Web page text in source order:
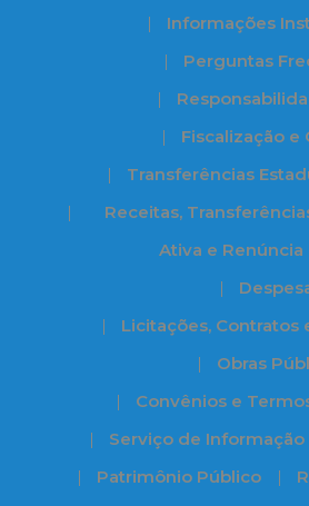
Informações
Perguntas
Fiscalização e
Transferências
Receitas,
Ativa e Renúncia
Licitações, Contratos
Obras
Convênios e
Serviço de Informação
Patrimônio Público